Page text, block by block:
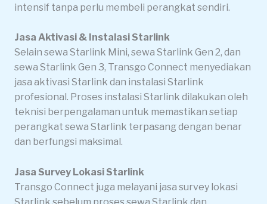
intensif tanpa perlu membeli perangkat sendiri.
Jasa Aktivasi & Instalasi Starlink
Selain sewa Starlink Mini, sewa Starlink Gen 2, dan
sewa Starlink Gen 3, Transgo Connect menyediakan
jasa aktivasi Starlink dan instalasi Starlink
profesional. Proses instalasi Starlink dilakukan oleh
teknisi berpengalaman untuk memastikan setiap
perangkat sewa Starlink terpasang dengan benar
dan berfungsi maksimal.
Jasa Survey Lokasi Starlink
Transgo Connect juga melayani jasa survey lokasi